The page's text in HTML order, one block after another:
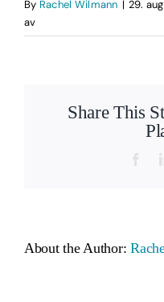
By Rachel Wilmann | 29.
avfor
IMG_4654
Share This
About the Author: